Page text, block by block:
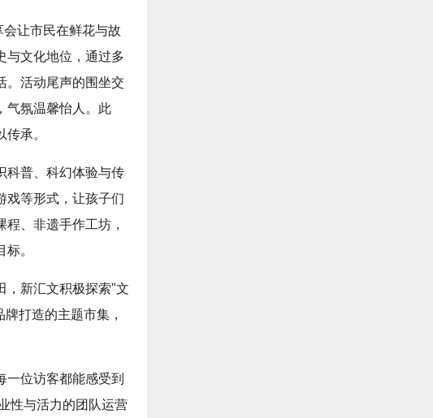
让市民在鲜花与故
与文化地位，通过多
。活动尾声的围坐交
气氛温馨怡人。此
承。
科普、科幻体验与传
戏等形式，让孩子们
、非遗手作工坊，
。
，新汇文积极探索"文
打造的主题市集，
位访客都能感受到
性与活力的团队运营